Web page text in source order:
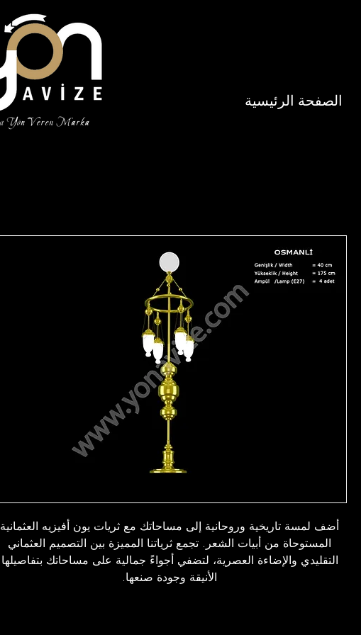
الصفحة الرئيسية
أضف لمسة تاريخية وروحانية إلى مساحاتك مع ثريات يون أفيزيه العثمانية
المستوحاة من أبيات الشعر. تجمع ثرياتنا المميزة بين التصميم العثماني
التقليدي والإضاءة العصرية، لتضفي أجواءً جمالية على مساحاتك بتفاصيلها
الأنيقة وجودة صنعها.